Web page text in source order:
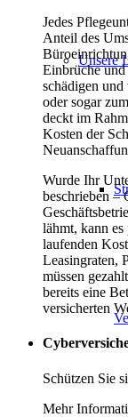
Unsere
Jedes
Anteil des
Einbrüche
schädigen
oder sogar
deckt im
Kosten der
Wurde Ihr
beschrieben –
lähmt, kann
laufenden
Leasingraten,
müssen
bereits eine
versicherten
Schützen Sie
Mehr